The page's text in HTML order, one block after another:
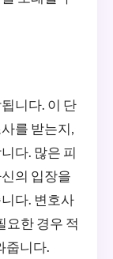
니다. 이 단
를 받는지,
다. 많은 피
의 입장을
다. 변호사
요한 경우 적
줍니다.